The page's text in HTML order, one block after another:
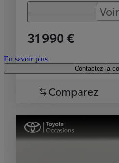
31 990 €
En savoir plus
Contactez la
Comparez